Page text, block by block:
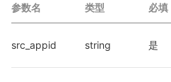
参数名 类型 必填
src_appid string 是